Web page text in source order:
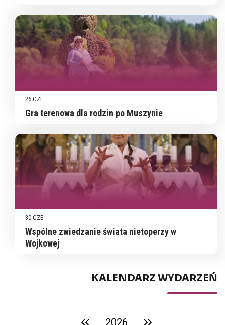
26 CZE
Gra terenowa dla rodzin po Muszynie
30 CZE
Wspólne zwiedzanie świata nietoperzy w
Wojkowej
KALENDARZ WYDARZEŃ
poprzedni rok
2026 następny rok